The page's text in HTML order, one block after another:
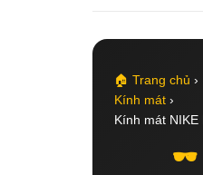
🏠 Trang chủ ›
Kính mát ›
Kính mát NIKE
🕶️